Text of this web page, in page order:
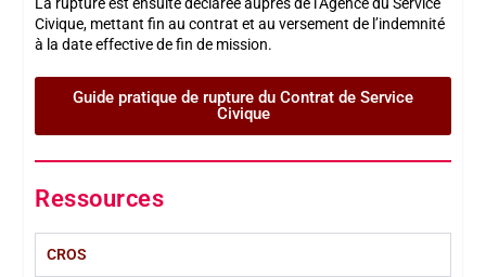
La rupture est ensuite déclarée auprès de l’Agence du Service
Civique, mettant fin au contrat et au versement de l’indemnité
à la date effective de fin de mission.
Guide pratique de rupture du Contrat de Service
Civique
Ressources
CROS